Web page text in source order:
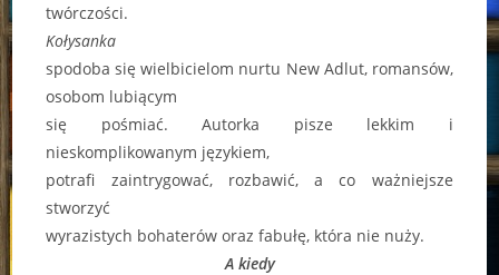
twórczości.
Kołysanka
spodoba się wielbicielom nurtu New Adlut, romansów,
osobom lubiącym
się pośmiać. Autorka pisze lekkim i
nieskomplikowanym językiem,
potrafi zaintrygować, rozbawić, a co ważniejsze
stworzyć
wyrazistych bohaterów oraz fabułę, która nie nuży.
A kiedy